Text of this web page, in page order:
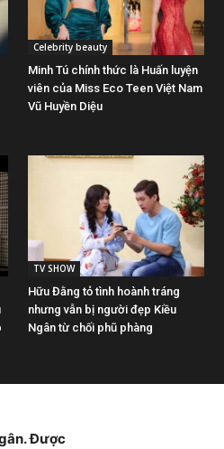
Celebrity beauty
Minh Tú chính thức là Huấn luyện
viên của Miss Eco Teen Việt Nam
Vũ Huyền Diệu
TV SHOW
Hữu Đằng tỏ tình hoành tráng
nhưng vẫn bị người đẹp Kiều
Ngân từ chối phũ phàng
Được